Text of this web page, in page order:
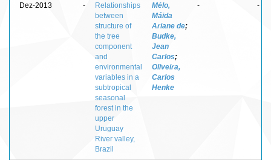
Dez-2013 -
Relationships
between
structure of
the tree
component
and
environmental
variables in a
subtropical
seasonal
forest in the
upper
Uruguay
River valley,
Brazil
Mélo,
Máida
Ariane de;
Budke,
Jean
Carlos;
Oliveira,
Carlos
Henke
- -